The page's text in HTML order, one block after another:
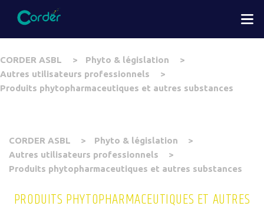
Aller
contenu
principal
You
are
here
CORDER ASBL
Phyto & législation
Autres utilisateurs professionnels
Produits phytopharmaceutiques et autres substances
You
are
here
CORDER ASBL
Phyto & législation
Autres utilisateurs professionnels
Produits phytopharmaceutiques et autres substances
PRODUITS PHYTOPHARMACEUTIQUES ET AUTRES